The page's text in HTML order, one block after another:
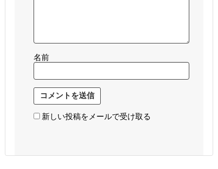
名前
新しい投稿をメールで受け取る